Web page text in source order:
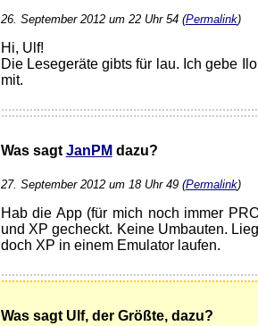
26. September 2012 um 22 Uhr 54 (Permalink)
Hi, Ulf!
Die Lesegeräte gibts für lau. Ich gebe
mit.
Was sagt JanPM dazu?
27. September 2012 um 18 Uhr 49 (Permalink)
Hab die App (für mich noch immer
und XP gecheckt. Keine Umbauten.
doch XP in einem Emulator laufen.
Was sagt Ulf, der Größte, dazu?